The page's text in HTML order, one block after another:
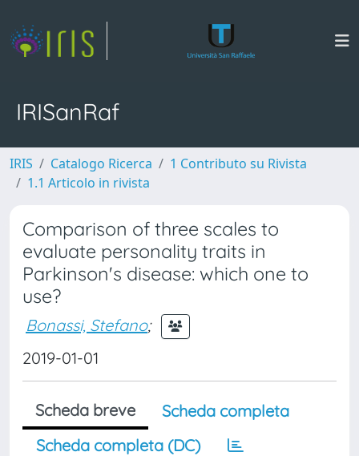
IRISanRaf
IRIS Catalogo Ricerca
1 Contributo su Rivista
1.1 Articolo in rivista
Comparison of three scales to
evaluate personality traits in
Parkinson's disease: which one to
use?
Bonassi, Stefano;
2019-01-01
Scheda breve
Scheda completa
Scheda completa (DC)